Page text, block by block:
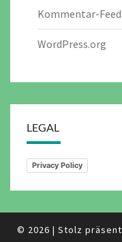
Kommentar-Feed
WordPress.org
LEGAL
Privacy Policy
© 2026 | Stolz